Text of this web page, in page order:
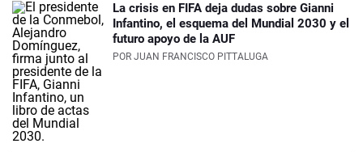
La crisis en FIFA deja dudas sobre Gianni
Infantino, el esquema del Mundial 2030 y el
futuro apoyo de la AUF
POR JUAN FRANCISCO PITTALUGA